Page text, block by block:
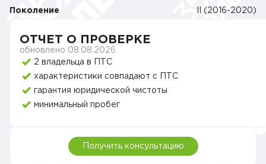
Поколение II (2016-2020)
ОТЧЕТ О ПРОВЕРКЕ
обновлено 08.08.2026
2 владельца в ПТС
характеристики совпадают с ПТС
гарантия юридической чистоты
минимальный пробег
Получить консультацию